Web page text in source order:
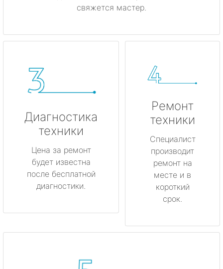
свяжется мастер.
Диагностика
техники
Цена за ремонт
будет известна
после бесплатной
диагностики.
Ремонт
техники
Специалист
производит
ремонт на
месте и в
короткий
срок.